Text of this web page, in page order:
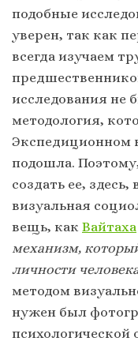
подобные
уверен, так как
всегда изучаем
исследования не
методология,
Экспедиционном
подошла.
создать ее,
визуальная
вещь, как Вайтаха
механизм,
личности
методом
нужен был
психологической